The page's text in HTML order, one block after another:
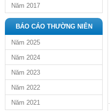
Năm 2017
BÁO CÁO THƯỜNG NIÊN
Năm 2025
Năm 2024
Năm 2023
Năm 2022
Năm 2021